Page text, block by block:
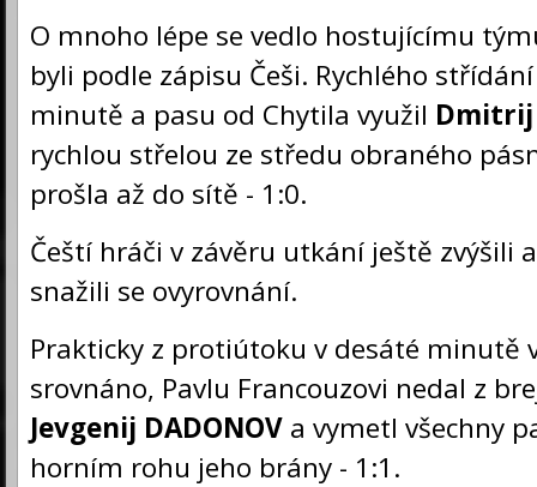
O mnoho lépe se vedlo hostujícímu
byli podle zápisu Češi. Rychlého
minutě a pasu od Chytila využil Dmitrij
rychlou střelou ze středu obraného
prošla až do sítě - 1:0.
Čeští hráči v závěru utkání ještě zvýšili
snažili se ovyrovnání.
Prakticky z protiútoku v desáté minutě
srovnáno, Pavlu Francouzovi nedal z
Jevgenij DADONOV a vymetl všechny
horním rohu jeho brány - 1:1.